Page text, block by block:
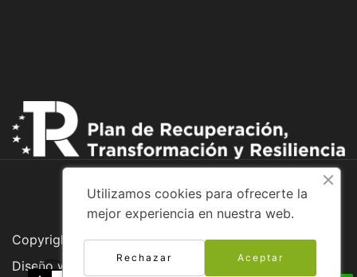
Copyright © 2026 Adventure Bike
Diseño web:
Utilizamos cookies para ofrecerte la
mejor experiencia en nuestra web.
Aceptar
Rechazar